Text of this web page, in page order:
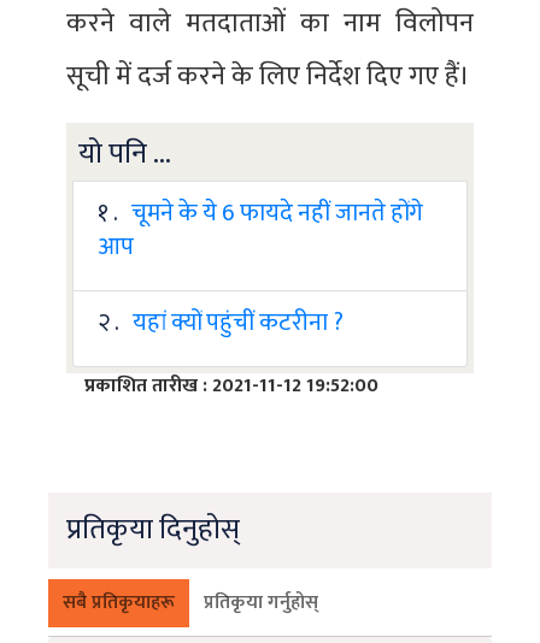
करने वाले मतदाताओं का नाम विलोपन
सूची में दर्ज करने‌ के लिए निर्देश दिए गए हैं।
यो पनि ...
१ . चूमने के ये 6 फायदे नहीं जानते होंगे
आप
२ . यहां क्यों पहुंचीं कटरीना ?
प्रकाशित तारीख : 2021-11-12 19:52:00
प्रतिकृया दिनुहोस्
सबै प्रतिकृयाहरू प्रतिकृया गर्नुहोस्